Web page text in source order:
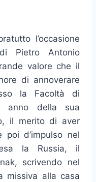
l’occasione
Pietro Antonio
valore che il
di annoverare
la Facoltà di
anno della sua
il merito di aver
d’impulso nel
la Russia, il
scrivendo nel
missiva alla casa